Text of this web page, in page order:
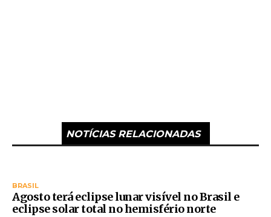
NOTÍCIAS RELACIONADAS
BRASIL
Agosto terá eclipse lunar visível no Brasil e
eclipse solar total no hemisfério norte